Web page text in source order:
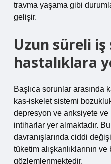
travma yaşama gibi
gelişir.
Uzun süreli
hastalıklara
Başlıca sorunlar arasında
kas-iskelet sistemi
depresyon ve anksiyete ve
intiharlar yer almaktadır.
davranışlarında ciddi
tüketim alışkanlıklarının ve
gözlemlenmektedir.